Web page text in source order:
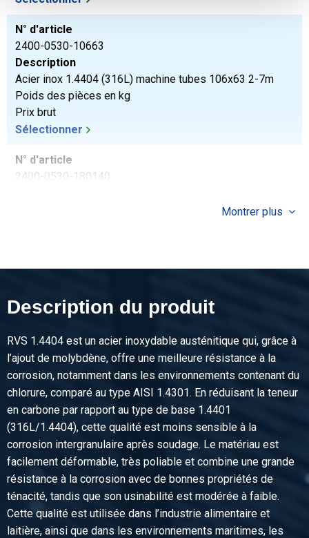
N° d'article
2400-0530-10663
Description
Acier inox 1.4404 (316L) machine tubes 106x63 2-7m
Poids des pièces en kg
Prix brut
Sélectionner
N° d'article
2400-0530-180140
Acier inox 1.4404 (316L) machine tubes 180x140 2-7m
2400-0530-190106
Acier inox 1.4404 (316L) machine tubes 190x106 2-7m
Poids des pièces en kg
Prix brut
Sélectionner
N° d'article
2400-0530-212150
Description
Acier inox 1.4404 (316L) machine tubes 212x150 2-7m
Poids des pièces en kg
Prix brut
Sélectionner
Montrer plus
Description du produit
RVS 1.4404 est un acier inoxydable austénitique qui, grâce à
l’ajout de molybdène, offre une meilleure résistance à la
corrosion, notamment dans les environnements contenant du
chlorure, comparé au type AISI 1.4301. En réduisant la teneur
en carbone par rapport au type de base 1.4401
(316L/1.4404), cette qualité est moins sensible à la
corrosion intergranulaire après soudage. Le matériau est
facilement déformable, très poliable et combine une grande
résistance à la corrosion avec de bonnes propriétés de
ténacité, tandis que son usinabilité est modérée à faible.
Cette qualité est utilisée dans l’industrie alimentaire et
laitière, ainsi que dans les environnements maritimes, les